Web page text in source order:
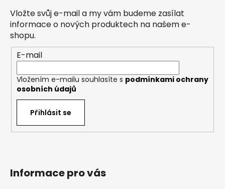
Vložte svůj e-mail a my vám budeme zasílat
informace o nových produktech na našem e-
shopu.
E-mail
Vložením e-mailu souhlasíte s podmínkami ochrany
osobních údajů
Přihlásit se
Informace pro vás